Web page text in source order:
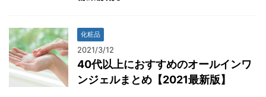
化粧品
2021/3/12
40代以上におすすめのオールインワ
ンジェルまとめ【2021最新版】